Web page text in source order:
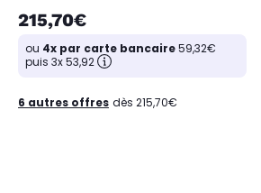
215,70€
ou 4x par carte bancaire59,32€
puis 3x 53,92
6 autres offres dès 215,70€